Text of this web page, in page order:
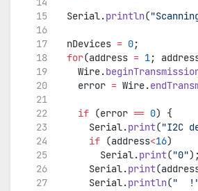
  Serial.
println(
  nDevices
= 0;
for(address = 1 ;
    Wire.
    error
= Wire.
if (error == 0) {
      Serial.
print("I2C
if (address<16)
        Serial.
print("0");
      Serial.
print
      Serial.
println("